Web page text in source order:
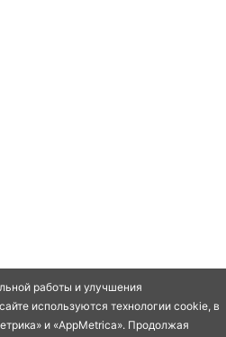
работы и улучшения
используются технологии cookie, в
и «AppMetrica». Продолжая